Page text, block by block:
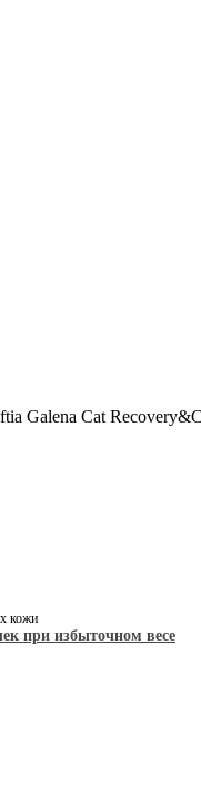
Galena Cat
кожи
при избыточном весе